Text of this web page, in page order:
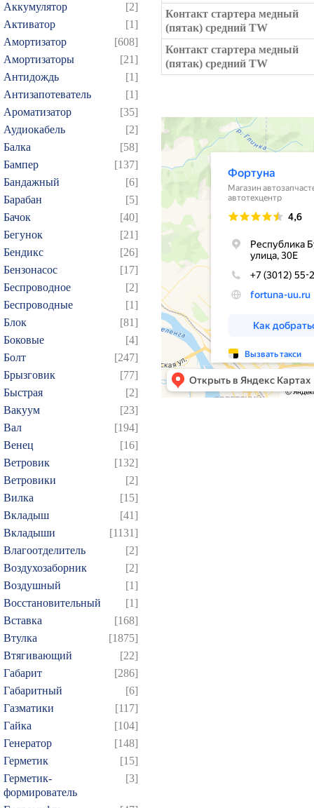
Аккумулятор
[2]
Активатор
[1]
Амортизатор
[608]
Амортизаторы
[21]
Антидождь
[1]
Антизапотеватель
[1]
Ароматизатор
[35]
Аудиокабель
[2]
Балка
[58]
Бампер
[137]
Бандажный
[6]
Барабан
[5]
Бачок
[40]
Бегунок
[21]
Бендикс
[26]
Бензонасос
[17]
Беспроводное
[2]
Беспроводные
[1]
Блок
[81]
Боковые
[4]
Болт
[247]
Брызговик
[77]
Быстрая
[2]
Вакуум
[23]
Вал
[194]
Венец
[16]
Ветровик
[132]
Ветровики
[2]
Вилка
[15]
Вкладыш
[41]
Вкладыши
[1131]
Влагоотделитель
[2]
Воздухозаборник
[2]
Воздушный
[1]
Восстановительный
[1]
Вставка
[168]
Втулка
[1875]
Втягивающий
[22]
Габарит
[286]
Габаритный
[6]
Газматики
[117]
Гайка
[104]
Генератор
[148]
Герметик
[15]
Герметик-
формирователь
[3]
Контакт стартера медный
(пятак) средний TW
Контакт стартера медный
(пятак) средний TW